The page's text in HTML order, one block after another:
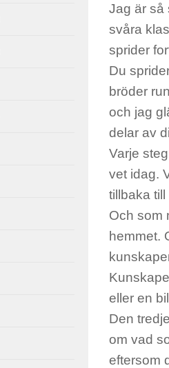
Jag är så
svåra
sprider
Du
bröder
och jag
delar av
Varje
vet idag.
tillbaka till
Och som
hemmet.
eller en
Den
om vad
eftersom